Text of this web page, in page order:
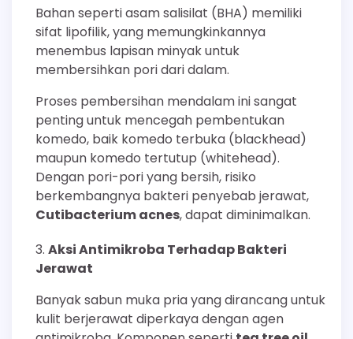
Bahan seperti asam salisilat (BHA) memiliki
sifat lipofilik, yang memungkinkannya
menembus lapisan minyak untuk
membersihkan pori dari dalam.
Proses pembersihan mendalam ini sangat
penting untuk mencegah pembentukan
komedo, baik komedo terbuka (blackhead)
maupun komedo tertutup (whitehead).
Dengan pori-pori yang bersih, risiko
berkembangnya bakteri penyebab jerawat,
Cutibacterium acnes, dapat diminimalkan.
Aksi Antimikroba Terhadap Bakteri
Jerawat
Banyak sabun muka pria yang dirancang untuk
kulit berjerawat diperkaya dengan agen